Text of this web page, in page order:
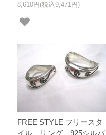
8,610円(税込9,471円)
FREE STYLE フリースタ
イル リング 925シルバ